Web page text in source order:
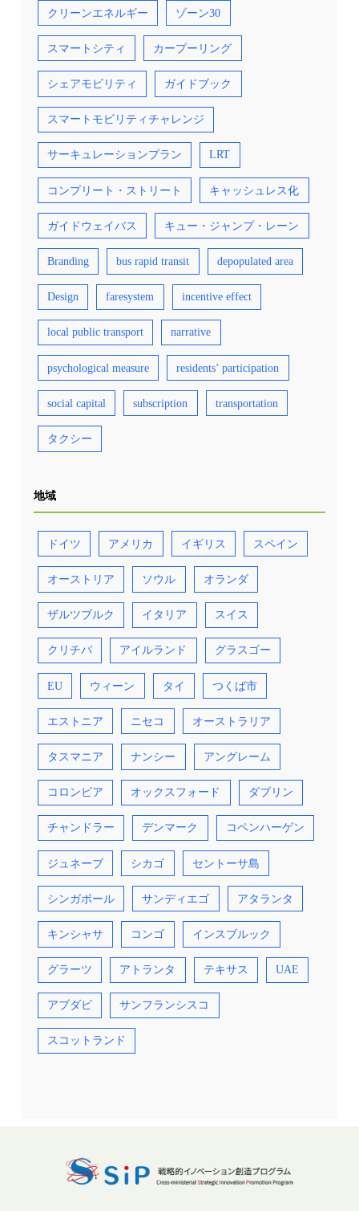
クリーンエネルギー ゾーン30
スマートシティ カープーリング
シェアモビリティ ガイドブック
スマートモビリティチャレンジ
サーキュレーションプラン LRT
コンプリート・ストリート キャッシュレス化
ガイドウェイバス キュー・ジャンプ・レーン
Branding bus rapid transit depopulated area
Design faresystem incentive effect
local public transport narrative
psychological measure residents’ participation
social capital subscription transportation
タクシー
地域
ドイツ アメリカ イギリス スペイン
オーストリア ソウル オランダ
ザルツブルク イタリア スイス
クリチバ アイルランド グラスゴー
EU ウィーン タイ つくば市
エストニア ニセコ オーストラリア
タスマニア ナンシー アングレーム
コロンビア オックスフォード ダブリン
チャンドラー デンマーク コペンハーゲン
ジュネーブ シカゴ セントーサ島
シンガポール サンディエゴ アタランタ
キンシャサ コンゴ インスブルック
グラーツ アトランタ テキサス UAE
アブダビ サンフランシスコ
スコットランド